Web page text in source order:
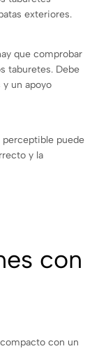
exteriores.
que comprobar
taburetes. Debe
y un apoyo
perceptible puede
y la
con
con un